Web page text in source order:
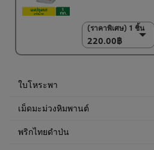
(ราคาพิเศษ) 1 ชิ้น
220.00฿
(ราคาพิเศษ) 1 ชิ้น
220.00฿
(ราคาพิเศษ) แพ็ค 6
ใบโหระพา
เม็ดมะม่วงหิมพานต์
พริกไทยดำป่น